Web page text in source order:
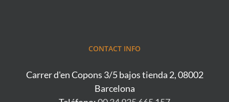
CONTACT INFO
Carrer d'en Copons 3/5 bajos tienda 2, 08002
Barcelona